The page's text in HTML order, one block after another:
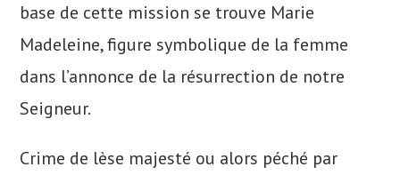
base de cette mission se trouve Marie
Madeleine, figure symbolique de la femme
dans l’annonce de la résurrection de notre
Seigneur.
Crime de lèse majesté ou alors péché par